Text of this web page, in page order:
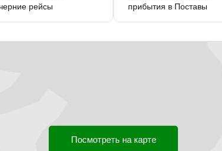
рейсы
прибытия в Поставы
Посмотреть на карте